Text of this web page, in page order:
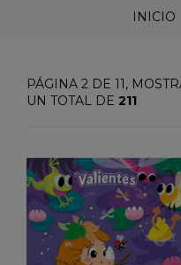
INICIO
PÁGINA 2 DE 11,
UN TOTAL DE 211
VER DETALLES